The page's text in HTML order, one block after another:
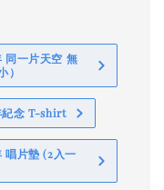
同一片天空 無
）
紀念 T-shirt
唱片墊 (2入一